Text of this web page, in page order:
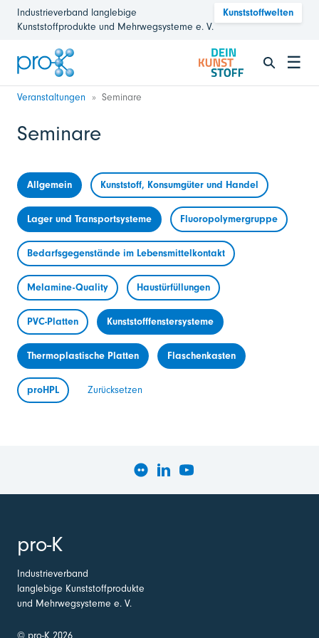
Industrieverband langlebige
Kunststoffprodukte und Mehrwegsysteme e. V.
Kunststoffwelten
☰
Veranstaltungen Seminare
Seminare
Allgemein Kunststoff, Konsumgüter und Handel
Lager und Transportsysteme Fluoropolymergruppe
Bedarfsgegenstände im Lebensmittelkontakt
Melamine-Quality Haustürfüllungen
PVC-Platten Kunststofffenstersysteme
Thermoplastische Platten Flaschenkasten
proHPL Zurücksetzen
pro-K
Industrieverband
langlebige Kunststoffprodukte
und Mehrwegsysteme e. V.
© pro-K 2026